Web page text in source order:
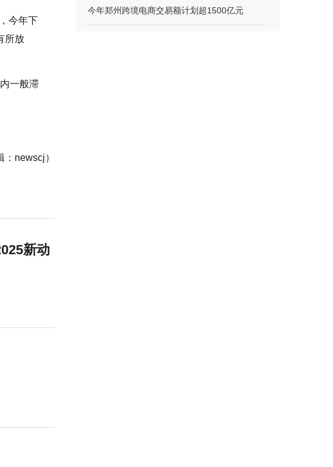
今年下
所放
一般滞
：newscj）
新动
今年郑州跨境电商交易额计划超1500亿元